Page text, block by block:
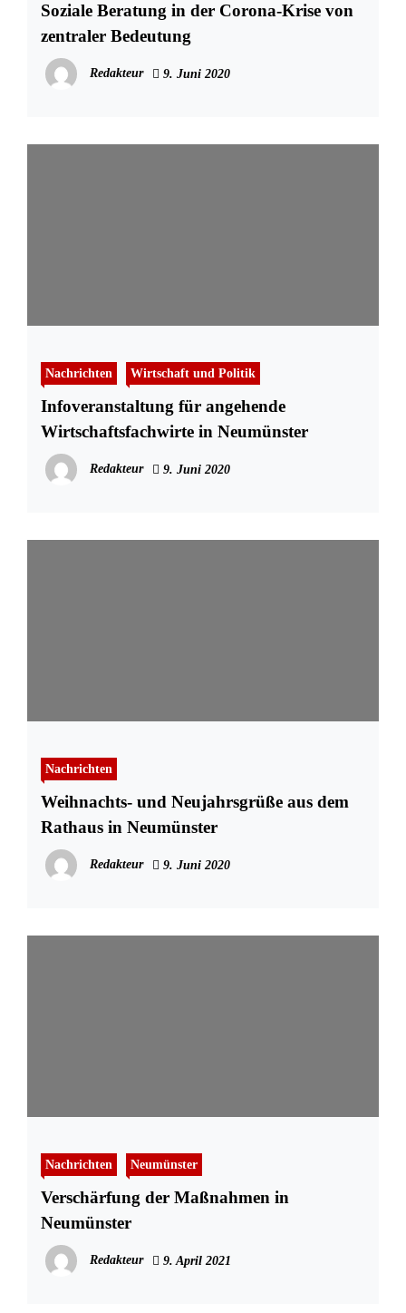
Soziale Beratung in der Corona-Krise von
zentraler Bedeutung
Redakteur 9. Juni 2020
Nachrichten Wirtschaft und Politik
Infoveranstaltung für angehende
Wirtschaftsfachwirte in Neumünster
Redakteur 9. Juni 2020
Nachrichten
Weihnachts- und Neujahrsgrüße aus dem
Rathaus in Neumünster
Redakteur 9. Juni 2020
Nachrichten Neumünster
Verschärfung der Maßnahmen in
Neumünster
Redakteur 9. April 2021